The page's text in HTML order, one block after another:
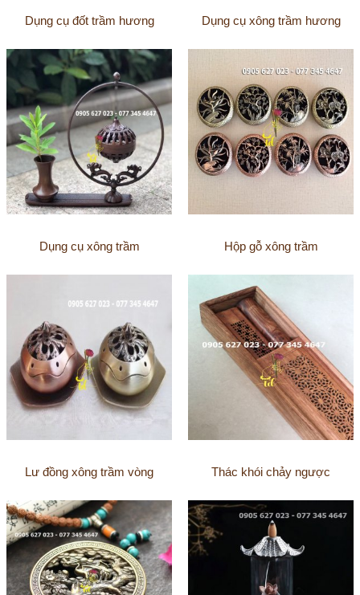
Dụng cụ đốt trầm hương Dụng cụ xông trầm hương
Dụng cụ xông trầm Hộp gỗ xông trầm
Lư đồng xông trầm vòng Thác khói chảy ngược